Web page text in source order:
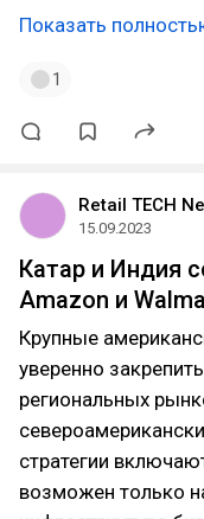
Показать
1
Retail TECH
15.09.2023
Катар и Индия
Amazon и
Крупные
уверенно
региональных
стратегии
возможен только